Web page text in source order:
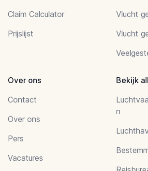
Claim Calculator
Prijslijst
Vlucht
Vlucht
Over ons
Contact
Over ons
Pers
Vacatures
Bekijk
n